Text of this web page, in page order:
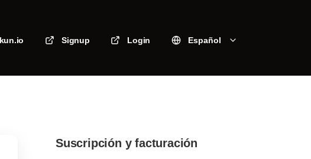
Signup Login Español
Suscripción y facturación